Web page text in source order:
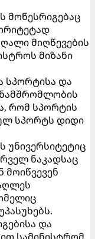
მოწესრიგებაც
მიღწევების
მიზანი
სპორტისა და
რომ სპორტის
სპორტს დიდი
უნივერსიტეტიც
ნაკადსაც
და